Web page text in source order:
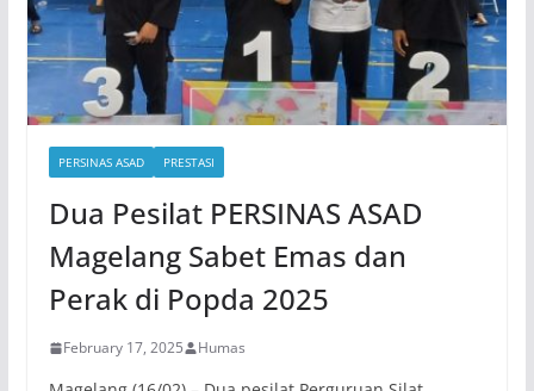
PERSINAS ASAD PRESTASI
Dua Pesilat PERSINAS ASAD
Magelang Sabet Emas dan
Perak di Popda 2025
February 17, 2025 Humas